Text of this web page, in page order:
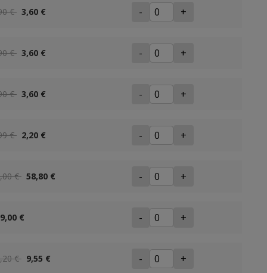
€ 3,60 € - +
€ 3,60 € - +
€ 3,60 € - +
€ 2,20 € - +
€ 58,80 € - +
€ - +
€ 9,55 € - +